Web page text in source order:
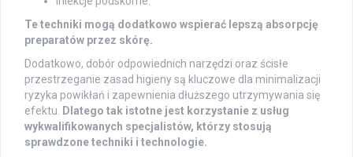
Te techniki mogą dodatkowo wspierać lepszą absorpcję
preparatów przez skórę.
Dodatkowo, dobór odpowiednich narzędzi oraz ścisłe
przestrzeganie zasad higieny są kluczowe dla minimalizacji
ryzyka powikłań i zapewnienia dłuższego utrzymywania się
efektu. Dlatego tak istotne jest korzystanie z usług
wykwalifikowanych specjalistów, którzy stosują
sprawdzone techniki i technologie.